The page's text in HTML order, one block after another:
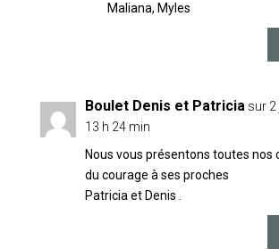
Maliana, Myles
Boulet Denis et Patricia sur 2
13 h 24 min
Nous vous présentons toutes nos
du courage à ses proches
Patricia et Denis .